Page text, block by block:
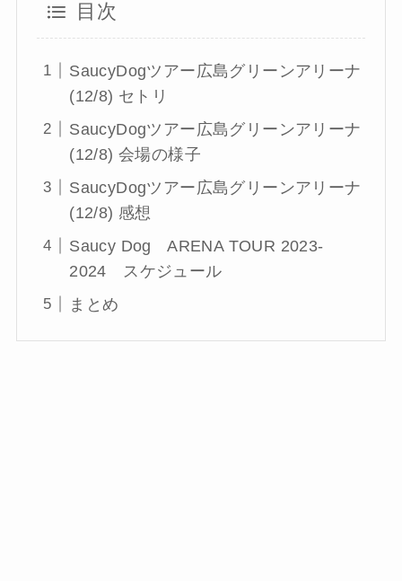
目次
SaucyDogツアー広島グリーンアリーナ
(12/8) セトリ
SaucyDogツアー広島グリーンアリーナ
(12/8) 会場の様子
SaucyDogツアー広島グリーンアリーナ
(12/8) 感想
Saucy Dog ARENA TOUR 2023-
2024 スケジュール
まとめ